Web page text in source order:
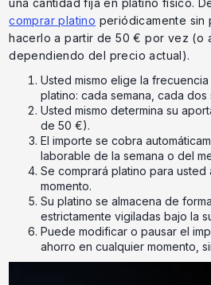
una cantidad fija en platino físico.
comprar platino periódicamente sin
hacerlo a partir de 50 € por vez (o
dependiendo del precio actual).
Usted mismo elige la
platino: cada semana, cada dos
Usted mismo determina su
de 50 €).
El importe se cobra
laborable de la semana o del
Se comprará platino para
momento.
Su platino se almacena de
estrictamente vigiladas bajo la
Puede modificar o pausar el
ahorro en cualquier momento,